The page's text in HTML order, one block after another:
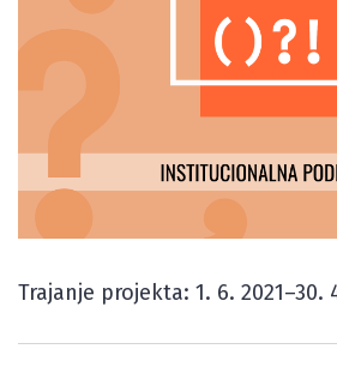
Trajanje projekta: 1. 6. 2021–30.